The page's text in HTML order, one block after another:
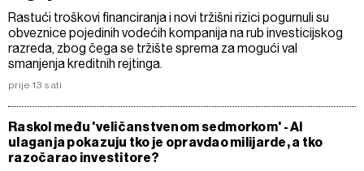
Rastući troškovi financiranja i novi tržišni rizici pogurnuli su
obveznice pojedinih vodećih kompanija na rub investicijskog
razreda, zbog čega se tržište sprema za mogući val
smanjenja kreditnih rejtinga.
prije 13 sati
Raskol među 'veličanstvenom sedmorkom' - AI
ulaganja pokazuju tko je opravdao milijarde, a tko
razočarao investitore?